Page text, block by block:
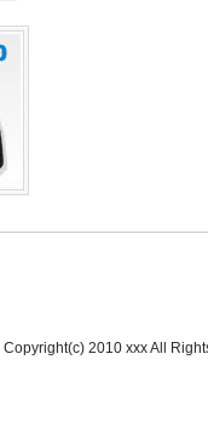
Copyright(c) 2010 xxx All